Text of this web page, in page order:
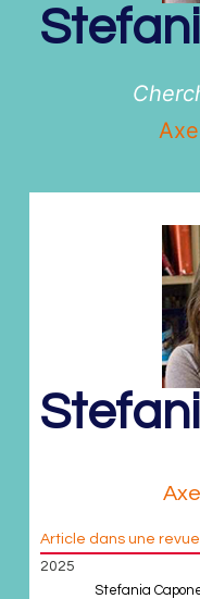
Article dans une revue
2025
Stefania